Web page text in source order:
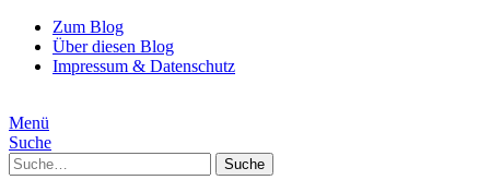
Zum Blog
Über diesen Blog
Impressum & Datenschutz
Menü
Suche
Suche